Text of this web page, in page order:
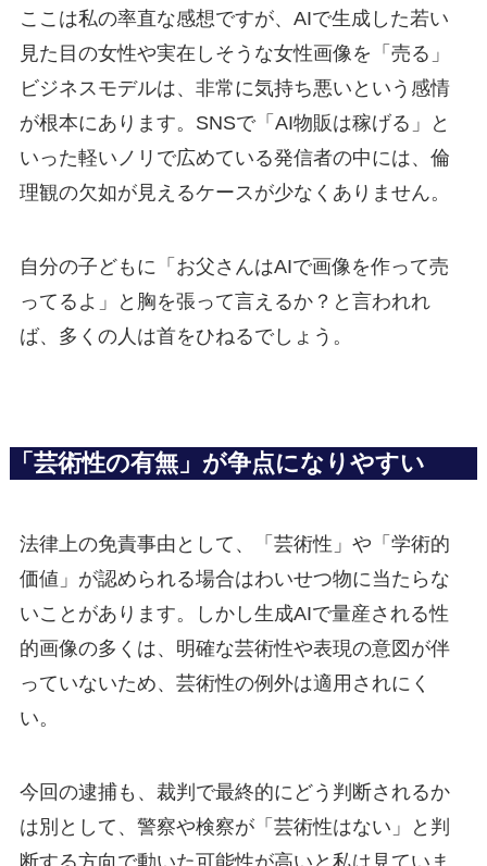
ここは私の率直な感想ですが、AIで生成した若い
見た目の女性や実在しそうな女性画像を「売る」
ビジネスモデルは、非常に気持ち悪いという感情
が根本にあります。SNSで「AI物販は稼げる」と
いった軽いノリで広めている発信者の中には、倫
理観の欠如が見えるケースが少なくありません。
自分の子どもに「お父さんはAIで画像を作って売
ってるよ」と胸を張って言えるか？と言われれ
ば、多くの人は首をひねるでしょう。
「芸術性の有無」が争点になりやすい
法律上の免責事由として、「芸術性」や「学術的
価値」が認められる場合はわいせつ物に当たらな
いことがあります。しかし生成AIで量産される性
的画像の多くは、明確な芸術性や表現の意図が伴
っていないため、芸術性の例外は適用されにく
い。
今回の逮捕も、裁判で最終的にどう判断されるか
は別として、警察や検察が「芸術性はない」と判